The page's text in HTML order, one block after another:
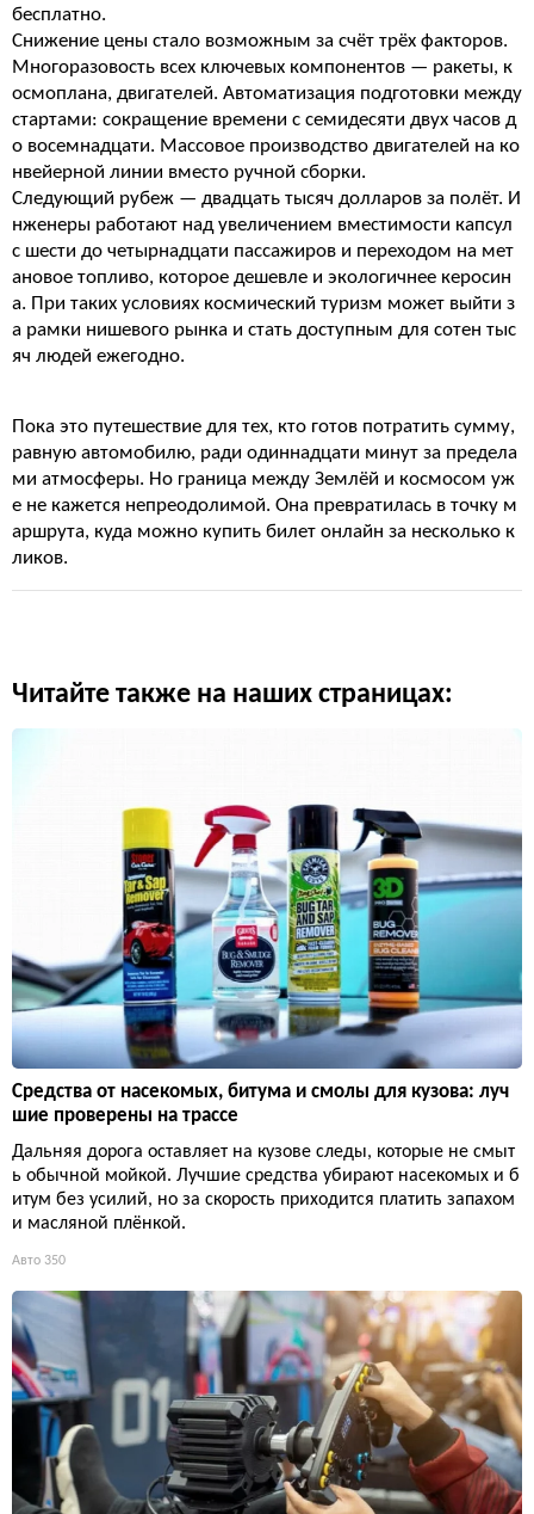
бесплатно.
Снижение цены стало возможным за счёт трёх факторов.
Многоразовость всех ключевых компонентов — ракеты, к
осмоплана, двигателей. Автоматизация подготовки между
стартами: сокращение времени с семидесяти двух часов д
о восемнадцати. Массовое производство двигателей на ко
нвейерной линии вместо ручной сборки.
Следующий рубеж — двадцать тысяч долларов за полёт. И
нженеры работают над увеличением вместимости капсул
с шести до четырнадцати пассажиров и переходом на мет
ановое топливо, которое дешевле и экологичнее керосин
а. При таких условиях космический туризм может выйти з
а рамки нишевого рынка и стать доступным для сотен тыс
яч людей ежегодно.
Пока это путешествие для тех, кто готов потратить сумму,
равную автомобилю, ради одиннадцати минут за предела
ми атмосферы. Но граница между Землёй и космосом уж
е не кажется непреодолимой. Она превратилась в точку м
аршрута, куда можно купить билет онлайн за несколько к
ликов.
Читайте также на наших страницах:
Средства от насекомых, битума и смолы для кузова: луч
шие проверены на трассе
Дальняя дорога оставляет на кузове следы, которые не смыт
ь обычной мойкой. Лучшие средства убирают насекомых и б
итум без усилий, но за скорость приходится платить запахом
и масляной плёнкой.
Авто 350